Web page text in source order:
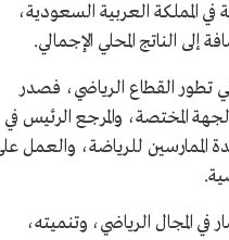
المملكة العربية السعودية،
الناتج المحلي الإجمالي.
تطور القطاع الرياضي، فصدر
هي الجهة المختصة، والمرجع الرئيس في
الممارسين للرياضة، والعمل
المجال الرياضي، وتنميته،